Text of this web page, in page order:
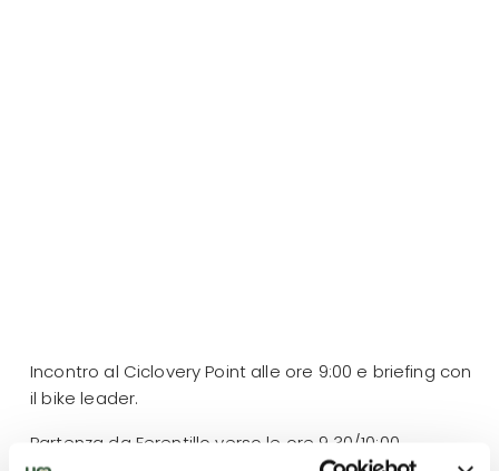
Incontro al Ciclovery Point alle ore 9:00 e briefing con
il bike leader.
Partenza da Ferentillo verso le ore 9.30/10:00.